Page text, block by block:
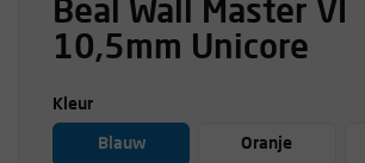
Beal Wall Master VI
10,5mm Unicore
Kleur
Blauw Oranje